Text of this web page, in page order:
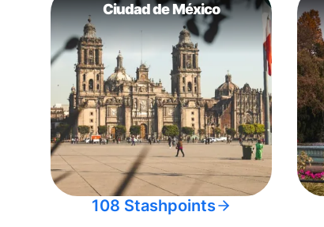
Ciudad de México
108 Stashpoints